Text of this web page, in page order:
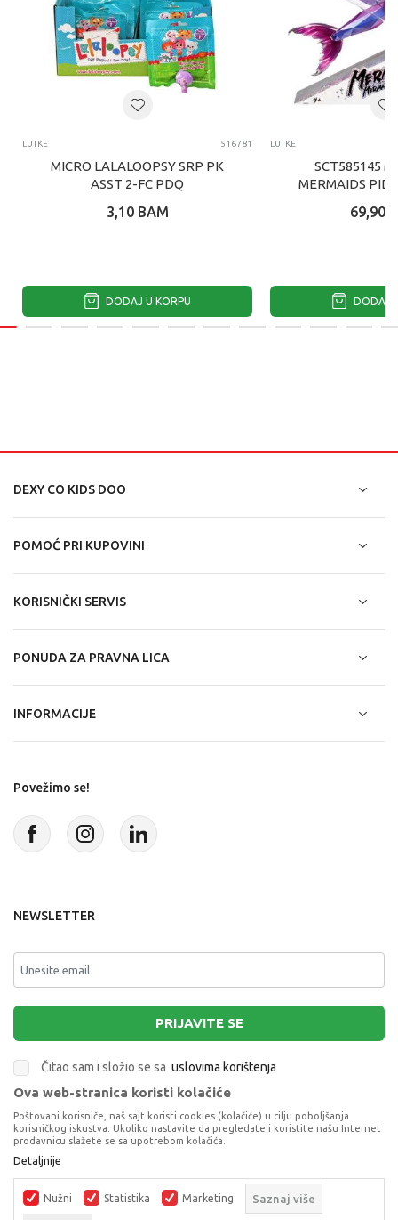
LUTKE 516781
MICRO LALALOOPSY SRP PK
ASST 2-FC PDQ
3,10 BAM
DODAJ U KORPU
LUTKE
SCT585145
MERMAIDS
69,90
DODAJ
DISNEY PRINCESS RAI RAYA
LUTKE
DEXY CO KIDS DOO
POMOĆ PRI KUPOVINI
KORISNIČKI SERVIS
PONUDA ZA PRAVNA LICA
INFORMACIJE
Povežimo se!
NEWSLETTER
PRIJAVITE SE
Čitao sam i složio se sa uslovima korištenja
Terms of Service
apply.
Ova web-stranica koristi kolačiće
Poštovani korisniče, naš sajt koristi cookies (kolačiće) u cilju poboljšanja
korisničkog iskustva. Ukoliko nastavite da pregledate i koristite našu Internet
prodavnicu slažete se sa upotrebom kolačića.
Detaljnije
Nužni Statistika Marketing Saznaj više